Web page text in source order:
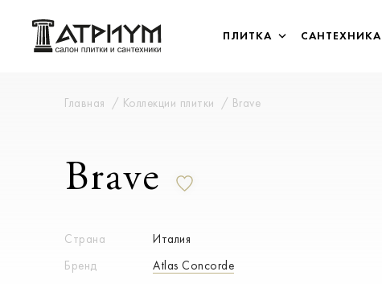
ПЛИТКА САНТЕХНИКА
Главная Коллекции плитки Brave
Brave
Страна
Италия
Бренд
Atlas Concorde